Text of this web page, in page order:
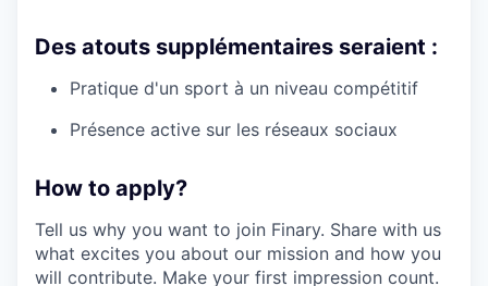
Des atouts supplémentaires seraient :
Pratique d'un sport à un niveau compétitif
Présence active sur les réseaux sociaux
How to apply?
Tell us why you want to join Finary. Share with us
what excites you about our mission and how you
will contribute. Make your first impression count.